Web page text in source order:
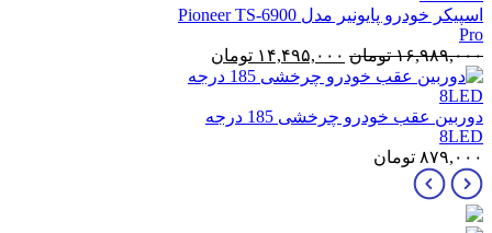
اسپیکر خودرو پایونیر مدل Pioneer TS-6900
تومانقیمت
اصلی:
بود.
۱۴,۴۹۵,۰۰۰ تومانقیمت
فعلی:
دوربین عقب خودرو چرخشی 185 درجه